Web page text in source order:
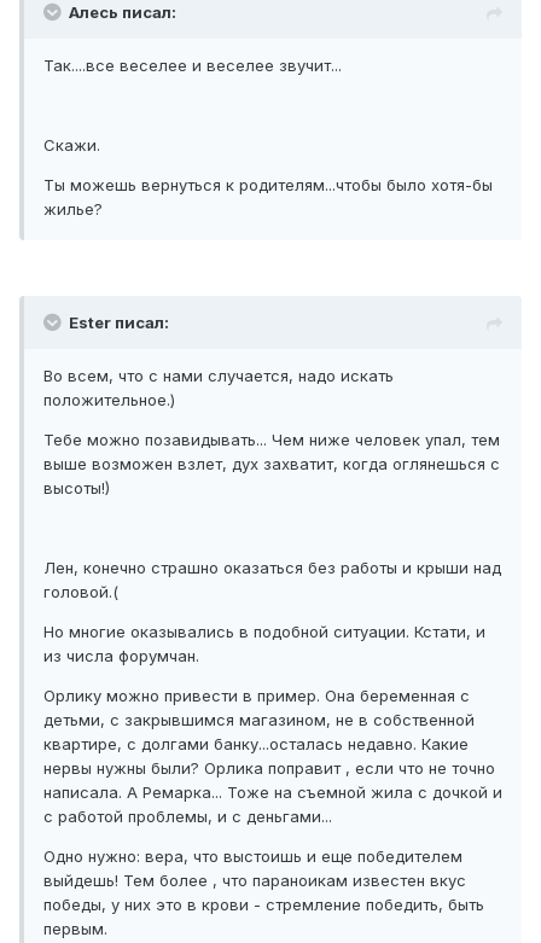
Алесь писал:
Так....все веселее и веселее звучит...
Скажи.
Ты можешь вернуться к родителям...чтобы было хотя-бы
жилье?
Ester писал:
Во всем, что с нами случается, надо искать
положительное.)
Тебе можно позавидывать... Чем ниже человек упал, тем
выше возможен взлет, дух захватит, когда оглянешься с
высоты!)
Лен, конечно страшно оказаться без работы и крыши над
головой.(
Но многие оказывались в подобной ситуации. Кстати, и
из числа форумчан.
Орлику можно привести в пример. Она беременная с
детьми, с закрывшимся магазином, не в собственной
квартире, с долгами банку...осталась недавно. Какие
нервы нужны были? Орлика поправит , если что не точно
написала. А Ремарка... Тоже на съемной жила с дочкой и
с работой проблемы, и с деньгами...
Одно нужно: вера, что выстоишь и еще победителем
выйдешь! Тем более , что параноикам известен вкус
победы, у них это в крови - стремление победить, быть
первым.